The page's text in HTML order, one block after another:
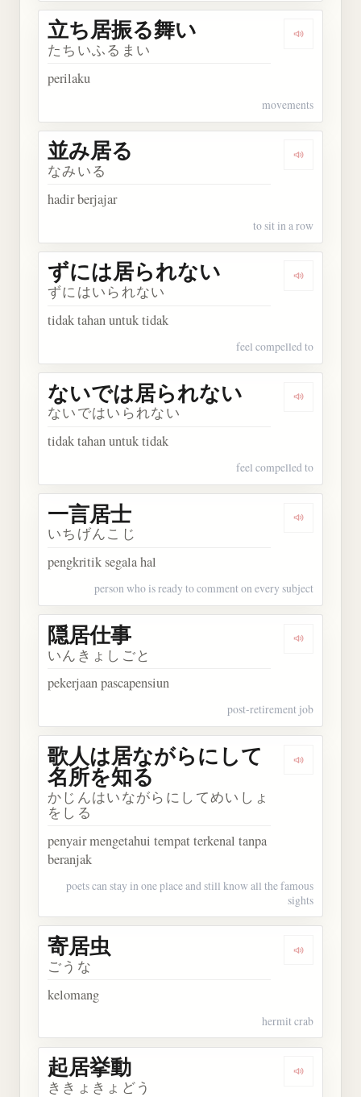
Dengarkan
立ち居振る舞い
たちいふるまい
perilaku
movements
Dengarkan
並み居る
なみいる
hadir berjajar
to sit in a row
Dengarkan
ずには居られない
ずにはいられない
tidak tahan untuk tidak
feel compelled to
Dengarkan
ないでは居られない
ないではいられない
tidak tahan untuk tidak
feel compelled to
Dengarkan
一言居士
いちげんこじ
pengkritik segala hal
person who is ready to comment on every subject
Dengarkan
隠居仕事
いんきょしごと
pekerjaan pascapensiun
post-retirement job
歌人は居ながらにして
名所を知る
かじんはいながらにしてめいしょ
をしる
penyair mengetahui tempat terkenal tanpa
beranjak
poets can stay in one place and still know all the famous
sights
Dengarkan
寄居虫
ごうな
kelomang
hermit crab
Dengarkan
起居挙動
ききょきょどう